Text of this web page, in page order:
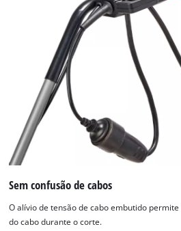
Sem confusão de cabos
O alívio de tensão de cabo embutido
do cabo durante o corte.